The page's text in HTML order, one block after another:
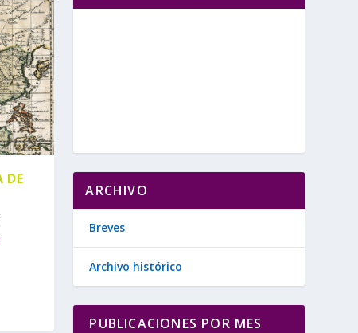
DE
ARCHIVO
Breves
Archivo histórico
PUBLICACIONES POR MES